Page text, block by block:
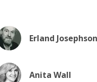
Erland Josephson
Anita Wall